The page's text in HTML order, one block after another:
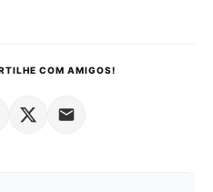
COM AMIGOS!